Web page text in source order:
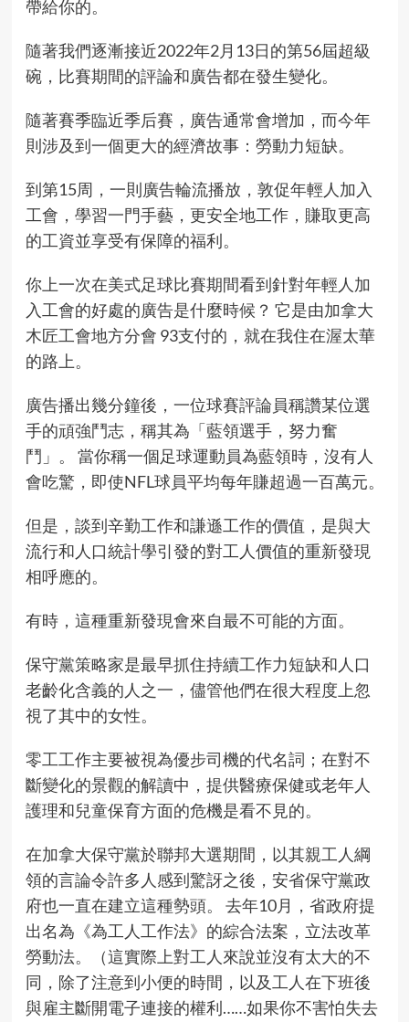
帶給你的。
隨著我們逐漸接近2022年2月13日的第56屆超級
碗，比賽期間的評論和廣告都在發生變化。
隨著賽季臨近季后賽，廣告通常會增加，而今年
則涉及到一個更大的經濟故事：勞動力短缺。
到第15周，一則廣告輪流播放，敦促年輕人加入
工會，學習一門手藝，更安全地工作，賺取更高
的工資並享受有保障的福利。
你上一次在美式足球比賽期間看到針對年輕人加
入工會的好處的廣告是什麼時候？ 它是由加拿大
木匠工會地方分會 93支付的，就在我住在渥太華
的路上。
廣告播出幾分鐘後，一位球賽評論員稱讚某位選
手的頑強鬥志，稱其為「藍領選手，努力奮
鬥」。 當你稱一個足球運動員為藍領時，沒有人
會吃驚，即使NFL球員平均每年賺超過一百萬元。
但是，談到辛勤工作和謙遜工作的價值，是與大
流行和人口統計學引發的對工人價值的重新發現
相呼應的。
有時，這種重新發現會來自最不可能的方面。
保守黨策略家是最早抓住持續工作力短缺和人口
老齡化含義的人之一，儘管他們在很大程度上忽
視了其中的女性。
零工工作主要被視為優步司機的代名詞；在對不
斷變化的景觀的解讀中，提供醫療保健或老年人
護理和兒童保育方面的危機是看不見的。
在加拿大保守黨於聯邦大選期間，以其親工人綱
領的言論令許多人感到驚訝之後，安省保守黨政
府也一直在建立這種勢頭。 去年10月，省政府提
出名為《為工人工作法》的綜合法案，立法改革
勞動法。（這實際上對工人來說並沒有太大的不
同，除了注意到小便的時間，以及工人在下班後
與雇主斷開電子連接的權利……如果你不害怕失去